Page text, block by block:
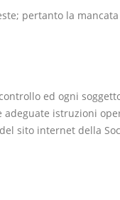
pertanto la
ed ogni
istruzioni
sito internet della